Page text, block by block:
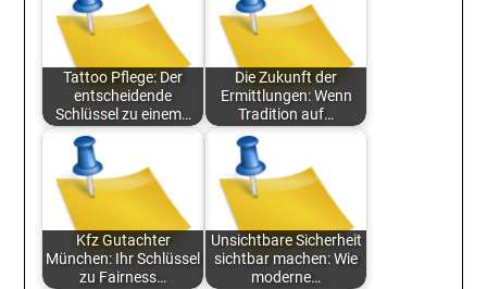
Tattoo Pflege: Der
entscheidende
Schlüssel zu einem…
Die Zukunft der
Ermittlungen: Wenn
Tradition auf…
Kfz Gutachter
München: Ihr Schlüssel
zu Fairness…
Unsichtbare Sicherheit
sichtbar machen: Wie
moderne…